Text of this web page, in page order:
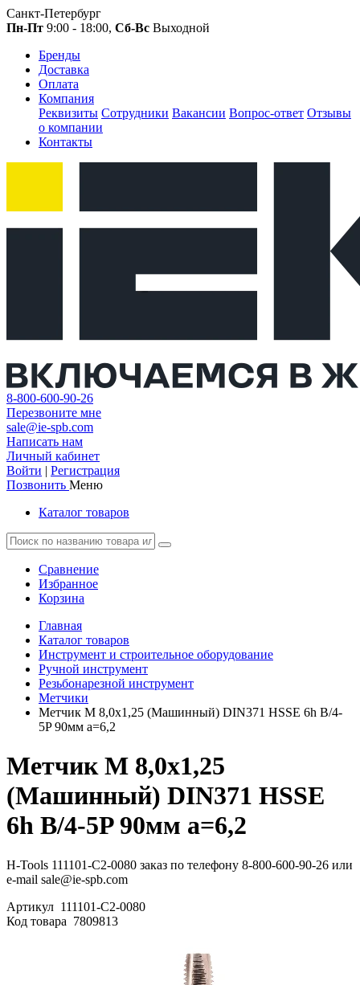
Санкт-Петербург
Пн-Пт 9:00 - 18:00, Сб-Вс Выходной
Бренды
Доставка
Оплата
Компания
Реквизиты Сотрудники Вакансии Вопрос-ответ Отзывы
о компании
Контакты
8-800-600-90-26
Перезвоните мне
sale@ie-spb.com
Написать нам
Личный кабинет
Войти | Регистрация
Позвонить Меню
Каталог товаров
Сравнение
Избранное
Корзина
Главная
Каталог товаров
Инструмент и строительное оборудование
Ручной инструмент
Резьбонарезной инструмент
Метчики
Метчик М 8,0х1,25 (Машинный) DIN371 HSSE 6h B/4-
5P 90мм a=6,2
Метчик М 8,0х1,25
(Машинный) DIN371 HSSE
6h B/4-5P 90мм a=6,2
H-Tools 111101-C2-0080 заказ по телефону 8-800-600-90-26 или
e-mail sale@ie-spb.com
Артикул 111101-C2-0080
Код товара 7809813